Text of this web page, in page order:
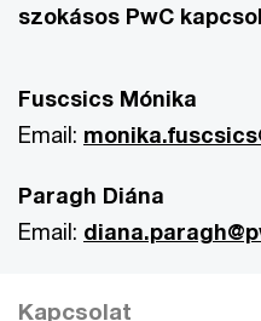
szokásos PwC
Fuscsics Mónika
Email:
Paragh Diána
Email:
Kapcsolat